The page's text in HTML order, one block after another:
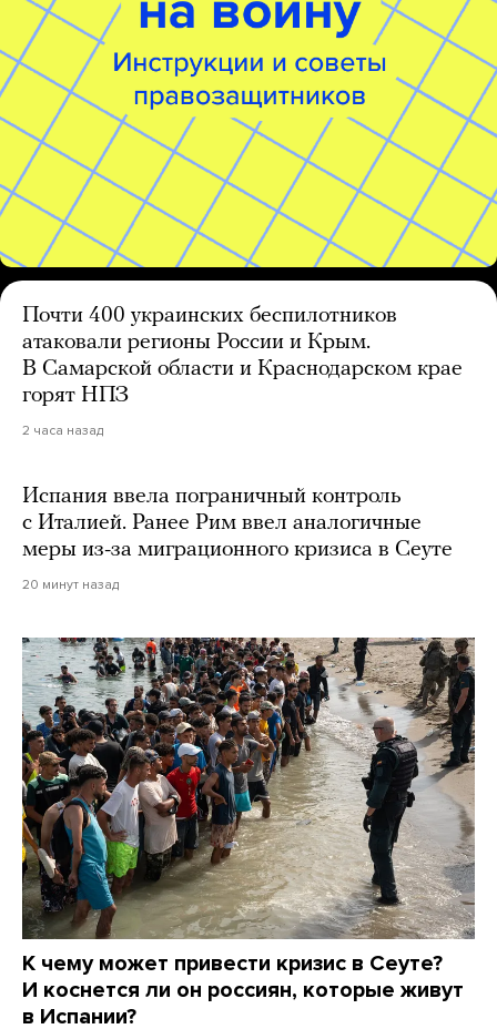
Почти 400 украинских беспилотников
атаковали регионы России и Крым.
В Самарской области и Краснодарском крае
горят НПЗ
2 часа назад
Испания ввела пограничный контроль
с Италией. Ранее Рим ввел аналогичные
меры из-за миграционного кризиса в Сеуте
20 минут назад
К чему может привести кризис в Сеуте?
И коснется ли он россиян, которые живут
в Испании?